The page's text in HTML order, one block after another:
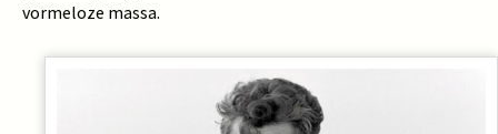
vormeloze massa.